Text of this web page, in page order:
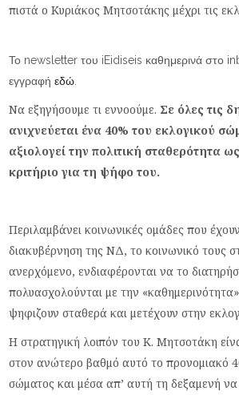
πιστά ο Κυριάκος Μητσοτάκης μέχρι τις
Το newsletter του iEidiseis καθημερινά στο
εγγραφήεδώ
Να εξηγήσουμε τι εννοούμε. Σε όλες τις
ανιχνεύεται ένα 40% του εκλογικού
αξιολογεί την πολιτική σταθερότητα
κριτήριο για τη ψήφο του.
Περιλαμβάνει κοινωνικές ομάδες που
διακυβέρνηση της ΝΔ, το κοινωνικό τους
ανερχόμενο, ενδιαφέρονται να το
πολυασχολούνται με την
ψηφιζουν σταθερά και μετέχουν στην
Η στρατηγική λοιπόν του Κ. Μητσοτάκη
στον ανώτερο βαθμό αυτό το προνομιακό
σώματος και μέσα απ’ αυτή τη δεξαμενή να